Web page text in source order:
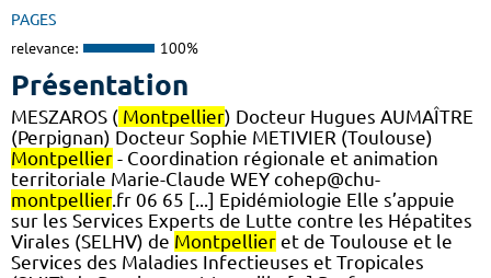
PAGES
relevance: 100%
Présentation
MESZAROS ( Montpellier) Docteur Hugues AUMAÎTRE
(Perpignan) Docteur Sophie METIVIER (Toulouse)
Montpellier - Coordination régionale et animation
territoriale Marie-Claude WEY cohep@chu-
montpellier.fr 06 65 [...] Epidémiologie Elle s’appuie
sur les Services Experts de Lutte contre les Hépatites
Virales (SELHV) de Montpellier et de Toulouse et le
Services des Maladies Infectieuses et Tropicales